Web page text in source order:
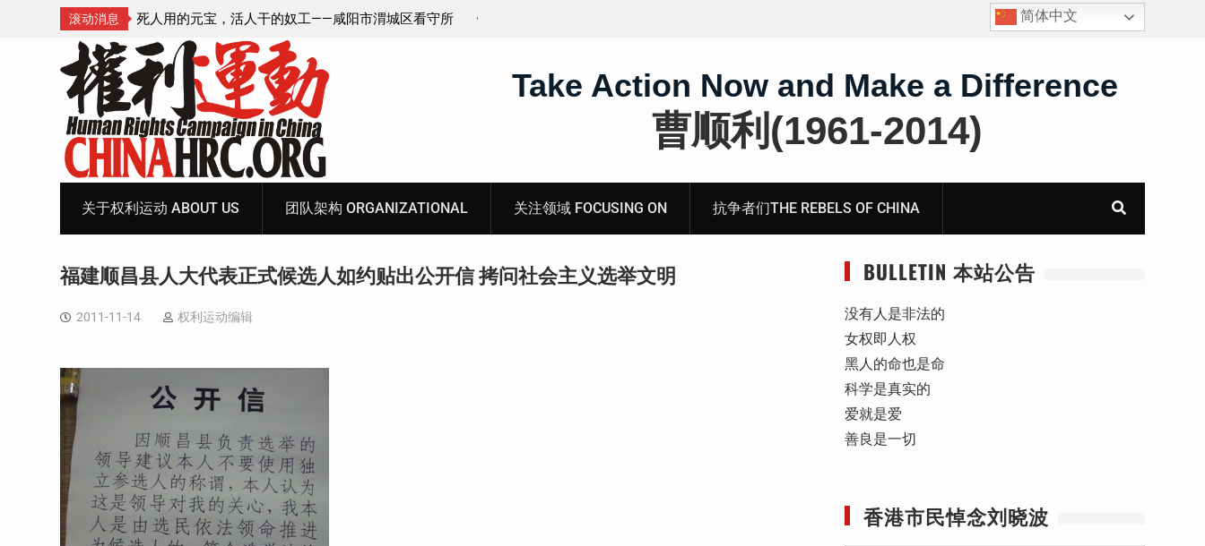
滚动消息
阳市渭城区看守所
宝、铅中毒、任务制
锡安教案王林牧师狱中信件：荒诞的人与公义的神 四川人权捍卫者陈云飞甘肃旅游遭行政拘留
简体中文
Take Action Now and Make a Difference
曹顺利(1961-2014)
关于权利运动 ABOUT US 团队架构 ORGANIZATIONAL 关注领域 FOCUSING ON 抗争者们THE REBELS OF CHINA
福建顺昌县人大代表正式候选人如约贴出公开信 拷问社会主义选举文明
2011-11-14 权利运动编辑
BULLETIN 本站公告
没有人是非法的
女权即人权
黑人的命也是命
科学是真实的
爱就是爱
善良是一切
香港市民悼念刘晓波